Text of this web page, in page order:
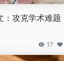
：攻克学术难题
17